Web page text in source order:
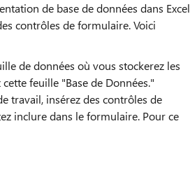
de base de données dans Excel
contrôles de formulaire. Voici
de données où vous stockerez les
feuille "Base de Données."
travail, insérez des contrôles de
inclure dans le formulaire. Pour ce